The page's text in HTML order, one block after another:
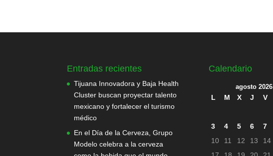
Entradas recientes
Tijuana Innovadora y Baja Health
Cluster buscan proyectar talento
mexicano y fortalecer el turismo
médico
En el Día de la Cerveza, Grupo
Modelo celebra a la cerveza
Calendario
agosto 2026
L M X J V
3
4 5 6 7
10
11 12 13 14